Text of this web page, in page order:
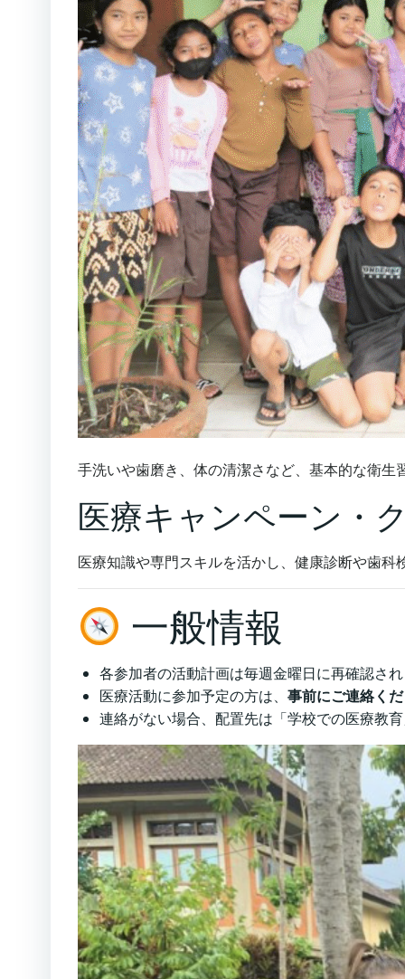
手洗いや歯磨き、体の清潔さなど、基本的な衛
医療キャンペーン・
医療知識や専門スキルを活かし、健康診断や歯
一般情報
各参加者の活動計画は毎週金曜日に再確認さ
医療活動に参加予定の方は、 事前にご連絡く
連絡がない場合、配置先は「学校での医療教